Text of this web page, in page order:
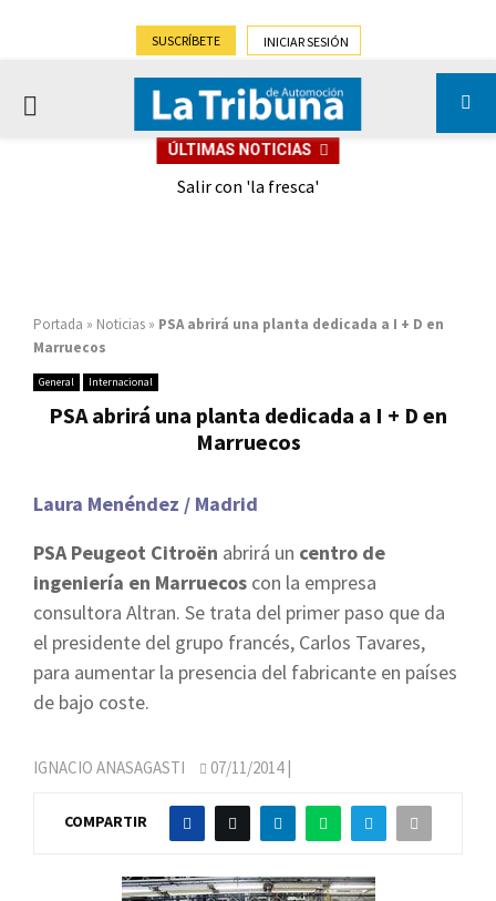
SUSCRÍBETE INICIAR SESIÓN
PRIMARY
ÚLTIMAS NOTICIAS
Salir con 'la fresca'
Portada » Noticias » PSA abrirá una planta dedicada a I + D en
Marruecos
General Internacional
PSA abrirá una planta dedicada a I + D en
Marruecos
Laura Menéndez / Madrid
PSA Peugeot Citroën abrirá un centro de
ingeniería en Marruecos con la empresa
consultora Altran. Se trata del primer paso que da
el presidente del grupo francés, Carlos Tavares,
para aumentar la presencia del fabricante en países
de bajo coste.
IGNACIO ANASAGASTI 07/11/2014|
COMPARTIR